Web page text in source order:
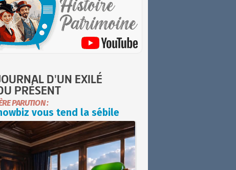
D'UN EXILÉ
PRÉSENT
PARUTION :
vous tend la sébile